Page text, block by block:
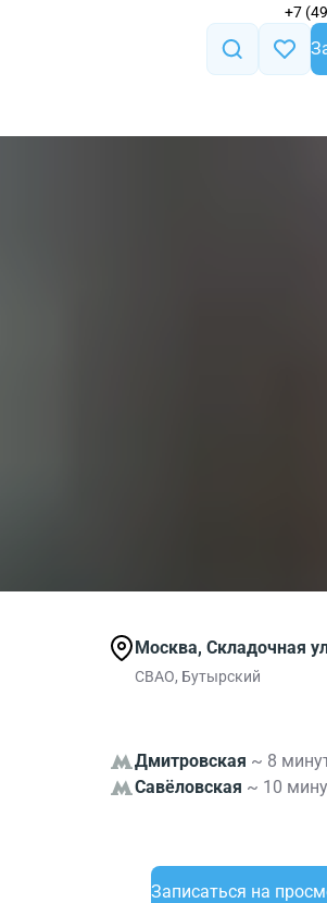
+7
Москва, Складочная
СВАО, Бутырский
Дмитровская ~ 8
Савёловская ~ 10
Записаться на